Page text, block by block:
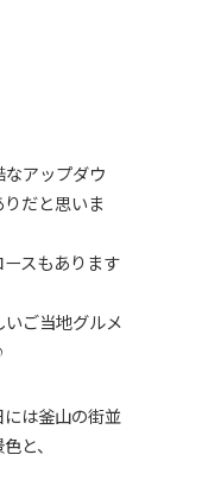
アップダウ
だと思いま
スもあります
ご当地グルメ
は釜山の街並
と、